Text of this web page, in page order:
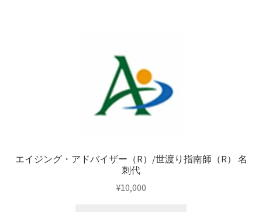
エイジング・アドバイザー（R）/世渡り指南師（R） 名
刺代
¥10,000